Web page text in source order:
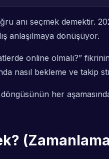
anı seçmek demektir.
anlaşılmaya dönüşüyor.
online olmalı?”
nasıl bekleme ve takip
her